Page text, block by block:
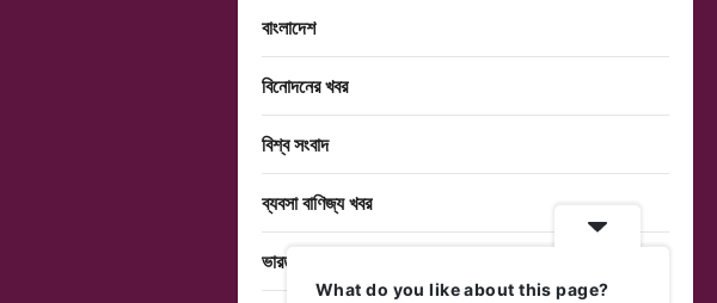
বাংলাদেশ
বিনোদনের খবর
বিশ্ব সংবাদ
ব্যবসা বাণিজ্য খবর
ভারত
What do you like about this page?